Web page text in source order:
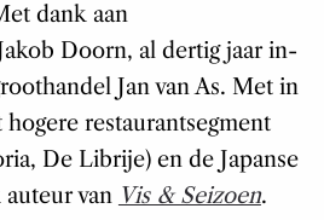
dank aan
Doorn, al dertig jaar in-
Jan van As. Met in
restaurantsegment
De Librije) en de Japanse
van Vis & Seizoen.